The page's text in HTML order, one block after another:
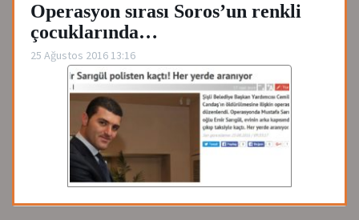
Operasyon sırası Soros’un renkli
çocuklarında…
25 Ağustos 2016 13:16